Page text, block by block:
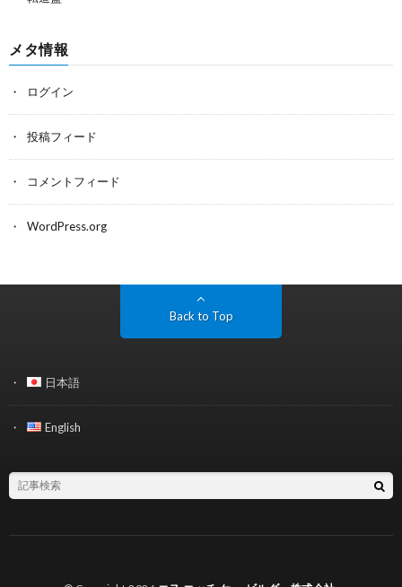
メタ情報
ログイン
投稿フィード
コメントフィード
WordPress.org
Back to Top
日本語
English